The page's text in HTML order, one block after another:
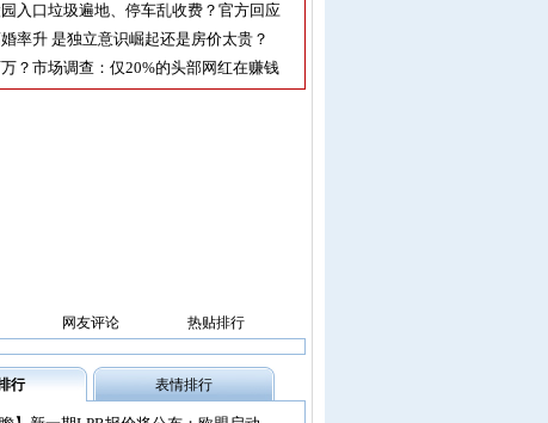
入口垃圾遍地、停车乱收费？官方回应
率升 是独立意识崛起还是房价太贵？
？市场调查：仅20%的头部网红在赚钱
网友评论 热贴排行
行 表情排行